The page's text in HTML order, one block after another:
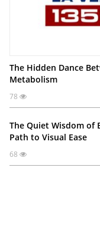
The Hidden Dance
Metabolism
78
The Quiet Wisdom of
Path to Visual Ease
68